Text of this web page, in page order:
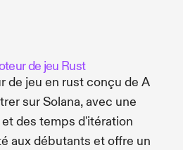
de jeu Rust
de jeu en rust conçu de A
sur Solana, avec une
des temps d'itération
aux débutants et offre un